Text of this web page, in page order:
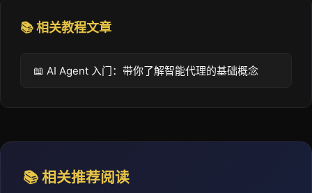
📚 相关教程文章
📖 AI Agent 入门：带你了解智能代理的基础概念
📚 相关推荐阅读